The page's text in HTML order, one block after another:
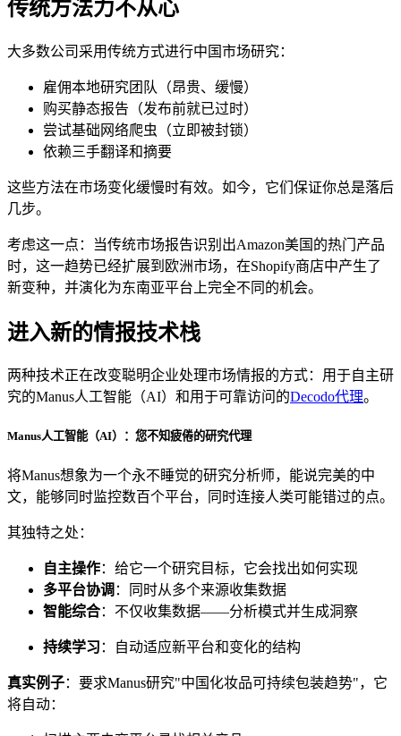
微信公众号
立即关注 Decodo德口多微信公众号，获取最新产
品动态、专属优惠及更多精彩内容！
立即关注 Decodo德口多微信公众号，获取最新产
品动态、专属优惠及更多精彩内容！
传统方法力不从心
大多数公司采用传统方式进行中国市场研究：
雇佣本地研究团队（昂贵、缓慢）
购买静态报告（发布前就已过时）
尝试基础网络爬虫（立即被封锁）
依赖三手翻译和摘要
这些方法在市场变化缓慢时有效。如今，它们保证你总是落后
几步。
考虑这一点：当传统市场报告识别出Amazon美国的热门产品
时，这一趋势已经扩展到欧洲市场，在Shopify商店中产生了
新变种，并演化为东南亚平台上完全不同的机会。
进入新的情报技术栈
两种技术正在改变聪明企业处理市场情报的方式：用于自主研
究的Manus人工智能（AI）和用于可靠访问的Decodo代理。
Manus人工智能（AI）：您不知疲倦的研究代理
将Manus想象为一个永不睡觉的研究分析师，能说完美的中
文，能够同时监控数百个平台，同时连接人类可能错过的点。
其独特之处：
自主操作：给它一个研究目标，它会找出如何实现
多平台协调 ：同时从多个来源收集数据
智能综合：不仅收集数据——分析模式并生成洞察
持续学习 ：自动适应新平台和变化的结构
真实例子：要求Manus研究"中国化妆品可持续包装趋势"，它
将自动：